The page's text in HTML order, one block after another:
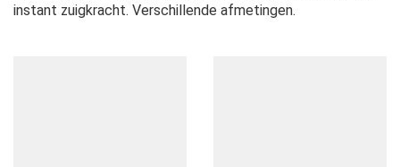
instant zuigkracht. Verschillende afmetingen.